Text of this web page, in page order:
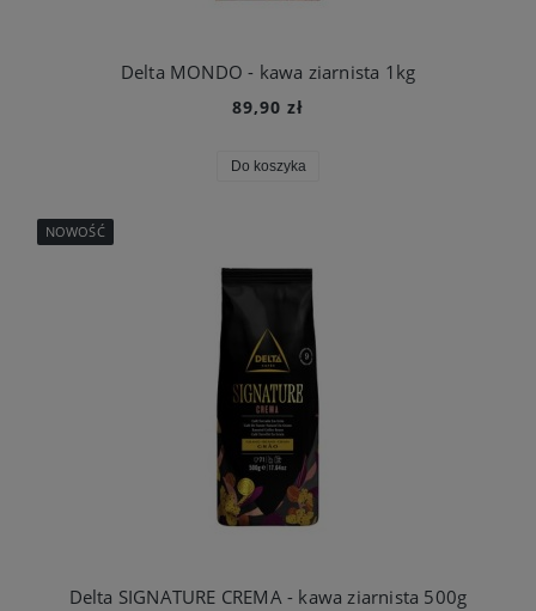
Delta MONDO - kawa ziarnista 1kg
89,90 zł
Do koszyka
Delta SIGNATURE CREMA - kawa ziarnista 500g
NOWOŚĆ